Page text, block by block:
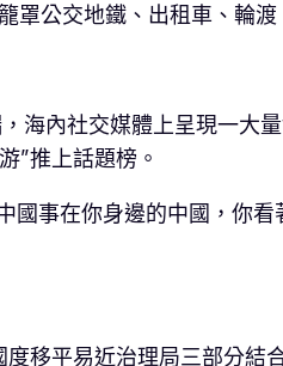
公交地鐵、出租車、輪渡
海內社交媒體上呈現一大
”推上話題榜。
事在你身邊的中國，你
移平易近治理局三部分結